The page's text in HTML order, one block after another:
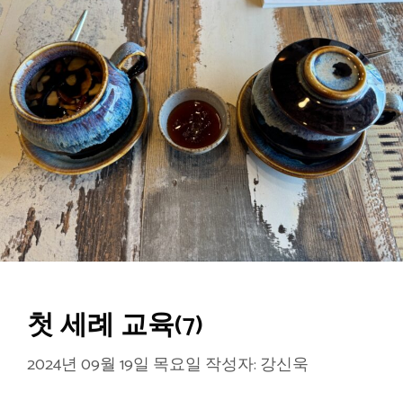
첫 세례 교육(7)
2024년 09월 19일 목요일 작성자: 강신욱